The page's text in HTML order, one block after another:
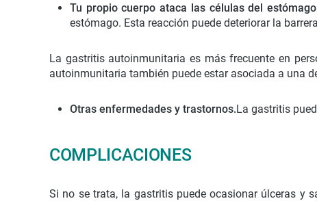
Tu propio cuerpo ataca las células del
estómago. Esta reacción puede deteriorar la
La gastritis autoinmunitaria es más frecuente en
autoinmunitaria también puede estar asociada a una
Otras enfermedades y trastornos.La gastritis
COMPLICACIONES
Si no se trata, la gastritis puede ocasionar úlceras y